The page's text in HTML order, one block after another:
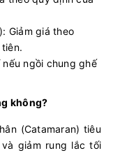
Giảm giá theo
ngồi chung ghế
không?
(Catamaran) tiêu
giảm rung lắc tối